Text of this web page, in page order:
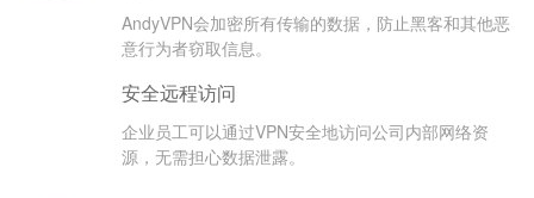
AndyVPN会加密所有传输的数据，防止黑客和其他恶
意行为者窃取信息。
安全远程访问
企业员工可以通过VPN安全地访问公司内部网络资
源，无需担心数据泄露。